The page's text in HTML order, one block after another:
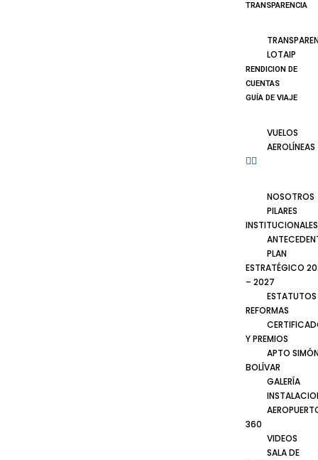
TRANSPARENCIA
LOTAIP
RENDICION DE
CUENTAS
GUÍA DE VIAJE
VUELOS
AEROLÍNEAS
NOSOTROS
PILARES
INSTITUCIONALES
PLAN
ESTRATÉGICO
– 2027
ESTATUTOS
REFORMAS
Y PREMIOS
APTO
BOLÍVAR
GALERÍA
360
VIDEOS
SALA DE